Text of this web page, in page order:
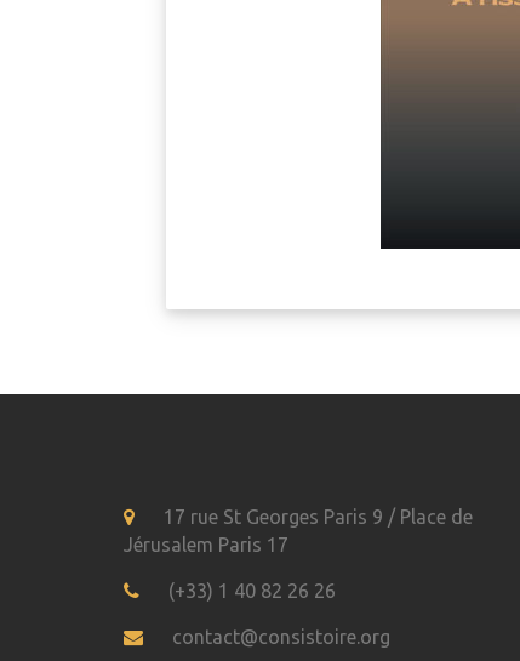
17 rue St Georges Paris 9 / Place de
Jérusalem Paris 17
(+33) 1 40 82 26 26
contact@consistoire.org